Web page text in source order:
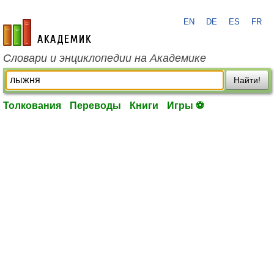
academic.ru
EN DE ES FR
Словари и энциклопедии на Академике
Найти!
Толкования Переводы Книги Игры ⚽